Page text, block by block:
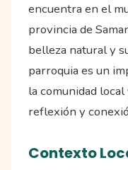
encuentra en el
provincia de
belleza natural y
parroquia es un
la comunidad
reflexión y
Contexto